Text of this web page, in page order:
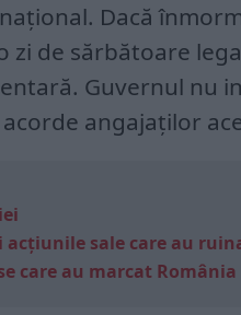
Dacă
zi de sărbătoare
Guvernul nu
angajaților
acțiunile sale care au
care au marcat